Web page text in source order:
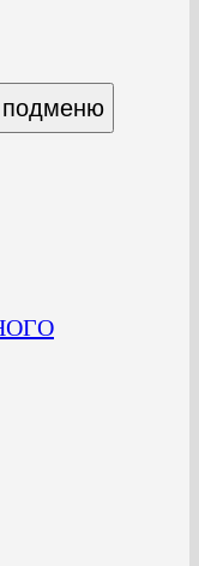
подменю